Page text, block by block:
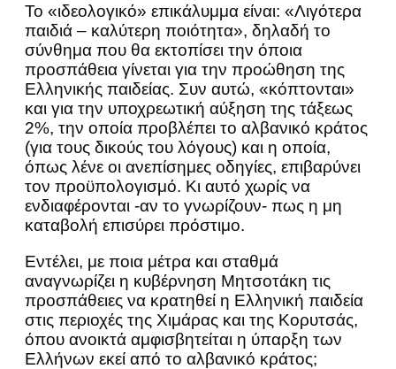
Το «ιδεολογικό» επικάλυμμα είναι: «Λιγότερα
παιδιά – καλύτερη ποιότητα», δηλαδή το
σύνθημα που θα εκτοπίσει την όποια
προσπάθεια γίνεται για την προώθηση της
Ελληνικής παιδείας. Συν αυτώ, «κόπτονται»
και για την υποχρεωτική αύξηση της τάξεως
2%, την οποία προβλέπει το αλβανικό κράτος
(για τους δικούς του λόγους) και η οποία,
όπως λένε οι ανεπίσημες οδηγίες, επιβαρύνει
τον προϋπολογισμό. Κι αυτό χωρίς να
ενδιαφέρονται -αν το γνωρίζουν- πως η μη
καταβολή επισύρει πρόστιμο.
Εντέλει, με ποια μέτρα και σταθμά
αναγνωρίζει η κυβέρνηση Μητσοτάκη τις
προσπάθειες να κρατηθεί η Ελληνική παιδεία
στις περιοχές της Χιμάρας και της Κορυτσάς,
όπου ανοικτά αμφισβητείται η ύπαρξη των
Ελλήνων εκεί από το αλβανικό κράτος;